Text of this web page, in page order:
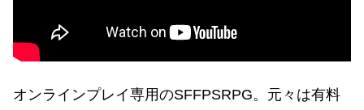
オンラインプレイ専用のSFFPSRPG。元々は有料